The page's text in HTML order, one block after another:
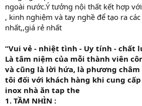
ngoài nước.Ý tưởng nội thất kết hợp
, kinh nghiệm và tay nghề để tạo ra
nhất,,giá rẻ nhất
“Vui vẻ - nhiệt tình - Uy tính - chất
Là tâm niệm của mỗi thành viên
và cũng là lời hứa, là phương
tôi đối với khách hàng khi cung
inox nhà ăn tap the
1. TẦM NHÌN :